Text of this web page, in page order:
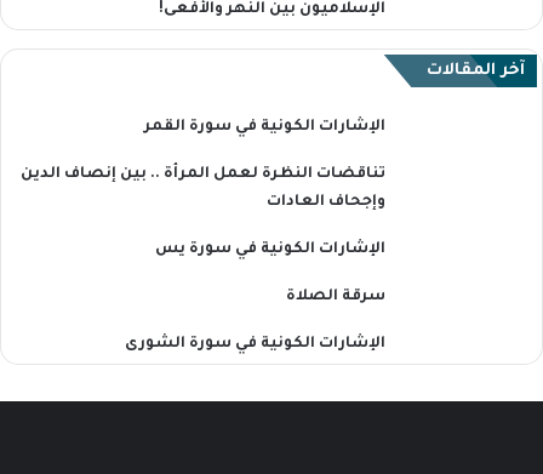
الإسلاميون بين النهر والأفعى!
آخر المقالات
الإشارات الكونية في سورة القمر
تناقضات النظرة لعمل المرأة .. بين إنصاف الدين
وإجحاف العادات
الإشارات الكونية في سورة يس
سرقة الصلاة
الإشارات الكونية في سورة الشورى